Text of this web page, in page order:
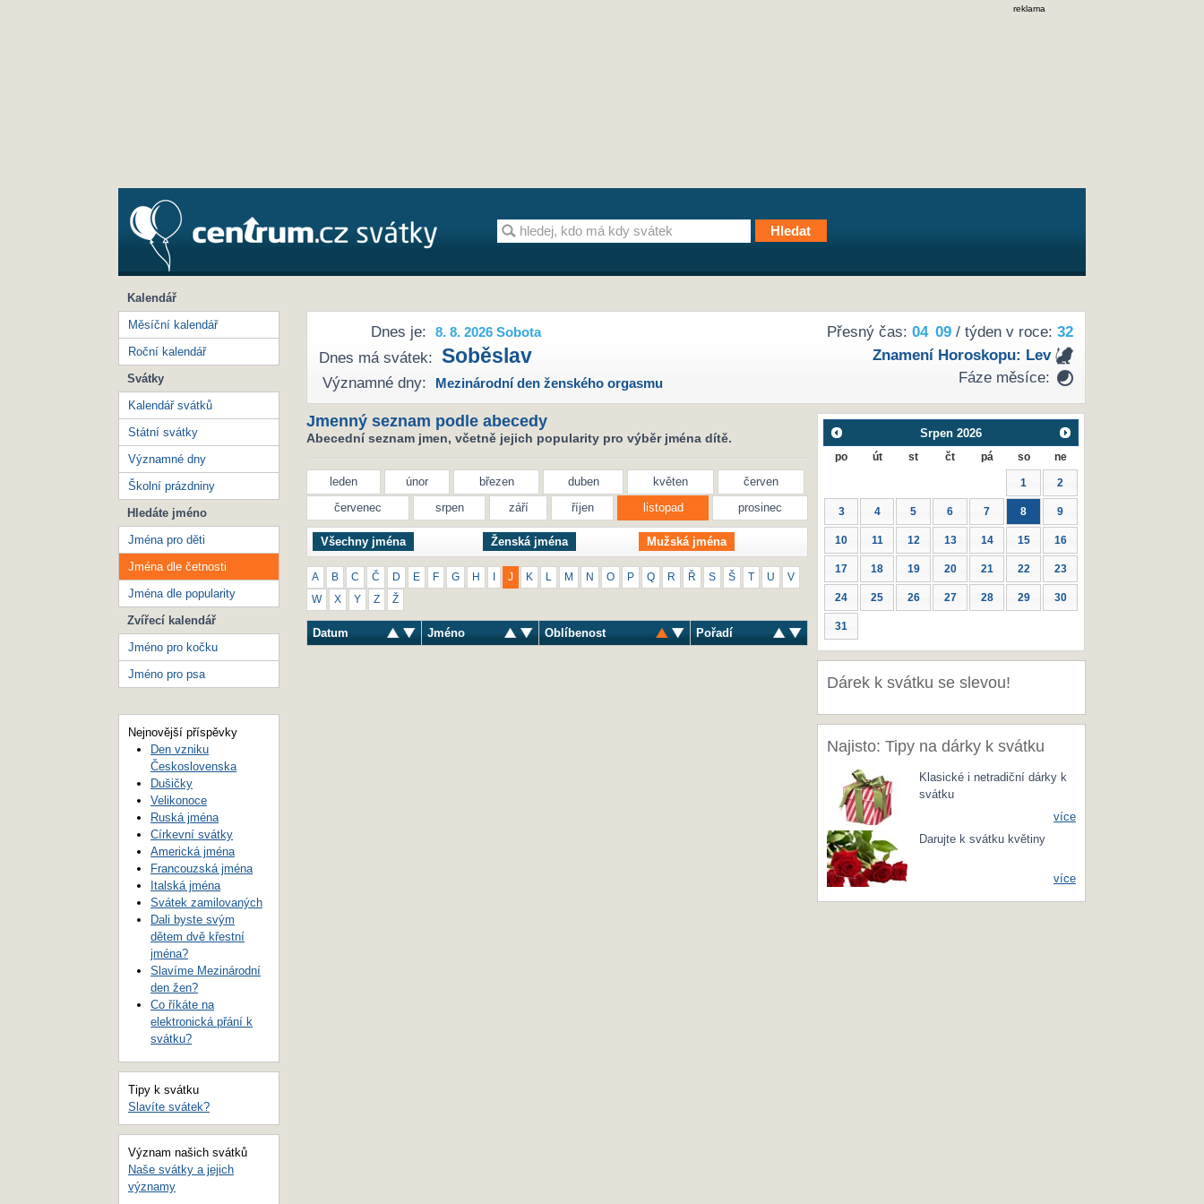
reklama
Přesný čas: 04 09/ týden v roce: 32
Znamení Horoskopu: Lev
Fáze měsíce:
Dnes je: 8. 8. 2026 Sobota
Dnes má svátek: Soběslav
Významné dny: Mezinárodní den ženského orgasmu
Jmenný seznam podle abecedy
Abecední seznam jmen, včetně jejich popularity pro výběr jména dítě.
leden únor březen duben květen
červen
červenec
srpen září říjen listopad prosinec
Všechny jména Ženská jména Mužská jména
A B C Č D E F G H J K M N O P Q R Ř S Š T U V
W X Y Z Ž
Datum Jméno Oblíbenost Pořadí
Srpen 2026
po út st čt pá so ne
1 2
3 4 5 6 7 8 9
10 11 12 13 14 15 16
17 18 19 20 21 22 23
24 25 26 27 28 29 30
31
Dárek k svátku se slevou!
Najisto: Tipy na dárky k svátku
Klasické i netradiční dárky k
svátku
více
Darujte k svátku květiny
více
Kalendář
Měsíční kalendář
Roční kalendář
Svátky
Kalendář svátků
Státní svátky
Významné dny
Školní prázdniny
Hledáte jméno
Jména pro děti
Jména dle četnosti
Jména dle popularity
Zvířecí kalendář
Jméno pro kočku
Jméno pro psa
Nejnovější příspěvky
Den vzniku
Československa
Dušičky
Velikonoce
Ruská jména
Církevní svátky
Americká jména
Francouzská jména
Italská jména
Svátek zamilovaných
Dali byste svým
dětem dvě křestní
jména?
Slavíme Mezinárodní
den žen?
Co říkáte na
elektronická přání k
svátku?
Tipy k svátku
Slavíte svátek?
Význam našich svátků
Naše svátky a jejich
významy